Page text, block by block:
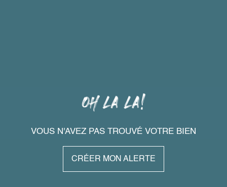
VOUS N'AVEZ PAS TROUVÉ VOTRE BIEN
CRÉER MON ALERTE